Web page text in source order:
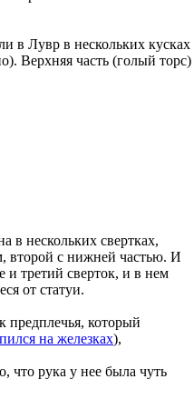
в Лувр в нескольких кусках
Верхняя часть (голый торс)
в нескольких свертках,
второй с нижней частью. И
и третий сверток, и в нем
от статуи.
предплечья, который
на железках),
что рука у нее была чуть